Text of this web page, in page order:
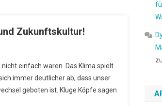
Zukunftskultur!
einfach waren. Das Klima spielt
immer deutlicher ab, dass unser
geboten ist. Kluge Köpfe sagen